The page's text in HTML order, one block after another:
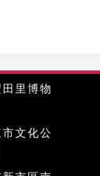
里博物
文化公